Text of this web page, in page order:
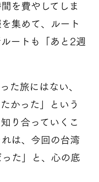
を費やしてしま
集めて、ルート
ートも「あと2週
た旅にはない、
かった」という
り合っていくこ
は、今回の台湾
た」と、心の底